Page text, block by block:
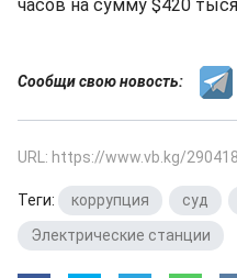
часов на сумму $420
Сообщи свою новость:
URL: https://www.vb.kg/290418
Теги: коррупция суд
Электрические станции